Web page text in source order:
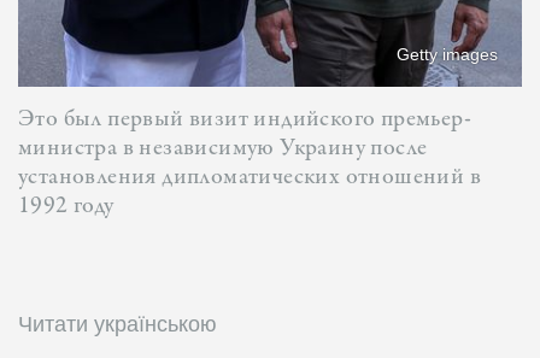
Getty images
Это был первый визит индийского премьер-
министра в независимую Украину после
установления дипломатических отношений в
1992 году
Читати українською